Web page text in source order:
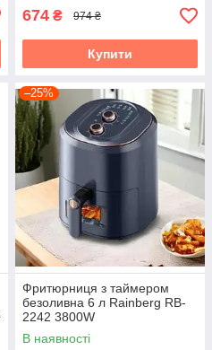
674 ₴ 974 ₴
Купити
–25%
Фритюрниця з таймером
безоливна 6 л Rainberg RB-
2242 3800W
аерофритюрниця
В наявності